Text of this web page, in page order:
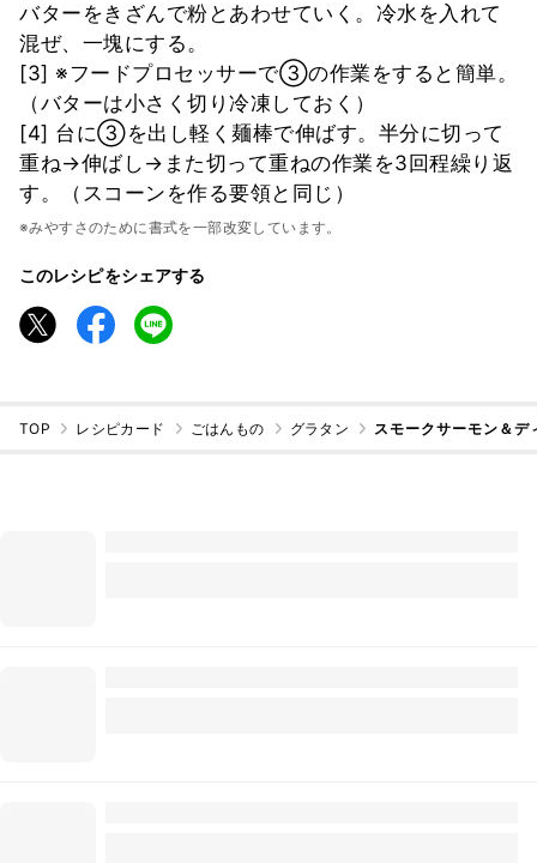
バターをきざんで粉とあわせていく。冷水を入れて
混ぜ、一塊にする。
[3] ※フードプロセッサーで③の作業をすると簡単。
（バターは小さく切り冷凍しておく）
[4] 台に③を出し軽く麺棒で伸ばす。半分に切って
重ね→伸ばし→また切って重ねの作業を3回程繰り返
す。（スコーンを作る要領と同じ）
※みやすさのために書式を一部改変しています。
このレシピをシェアする
TOP レシピカード ごはんもの グラタン スモークサーモン＆デ